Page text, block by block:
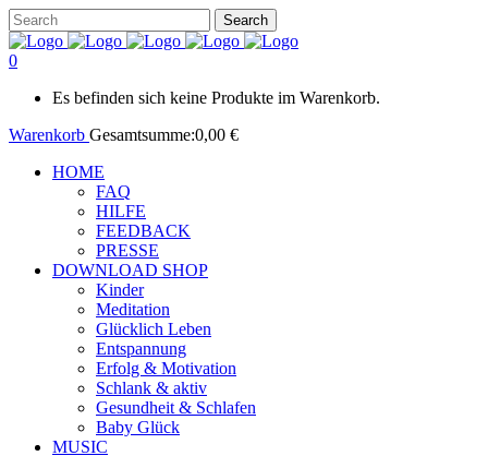
0
Es befinden sich keine Produkte im Warenkorb.
Warenkorb Gesamtsumme:0,00 €
HOME
FAQ
HILFE
FEEDBACK
PRESSE
DOWNLOAD SHOP
Kinder
Meditation
Glücklich Leben
Entspannung
Erfolg & Motivation
Schlank & aktiv
Gesundheit & Schlafen
Baby Glück
MUSIC